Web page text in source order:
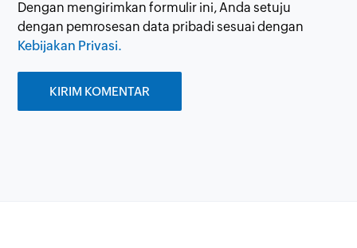
Dengan mengirimkan formulir ini, Anda setuju
dengan pemrosesan data pribadi sesuai dengan
Kebijakan Privasi.